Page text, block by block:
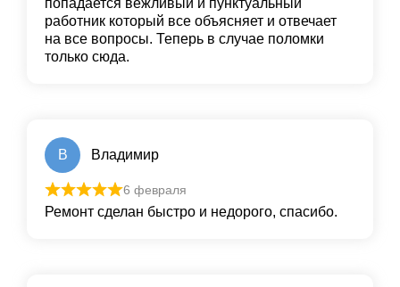
попадается вежливый и пунктуальный
работник который все объясняет и отвечает
на все вопросы. Теперь в случае поломки
только сюда.
В Владимир
6 февраля
Ремонт сделан быстро и недорого, спасибо.